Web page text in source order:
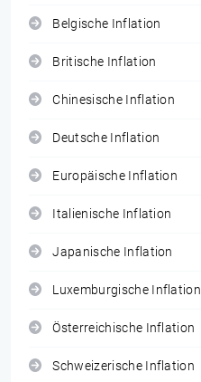
Belgische Inflation
Britische Inflation
Chinesische Inflation
Deutsche Inflation
Europäische Inflation
Italienische Inflation
Japanische Inflation
Luxemburgische Inflation
Österreichische Inflation
Schweizerische Inflation